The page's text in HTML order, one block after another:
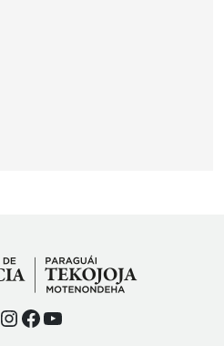
Instagram
Facebook
YouTube